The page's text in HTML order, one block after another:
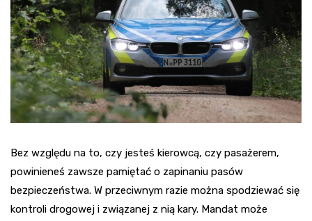
Bez względu na to, czy jesteś kierowcą, czy pasażerem,
powinieneś zawsze pamiętać o zapinaniu pasów
bezpieczeństwa. W przeciwnym razie można spodziewać się
kontroli drogowej i związanej z nią kary. Mandat może